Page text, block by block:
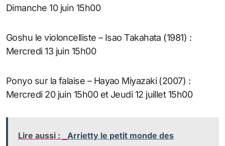
Dimanche 10 juin 15h00
Goshu le violoncelliste – Isao Takahata (1981) :
Mercredi 13 juin 15h00
Ponyo sur la falaise – Hayao Miyazaki (2007) :
Mercredi 20 juin 15h00 et Jeudi 12 juillet 15h00
Lire aussi :
Arrietty le petit monde des